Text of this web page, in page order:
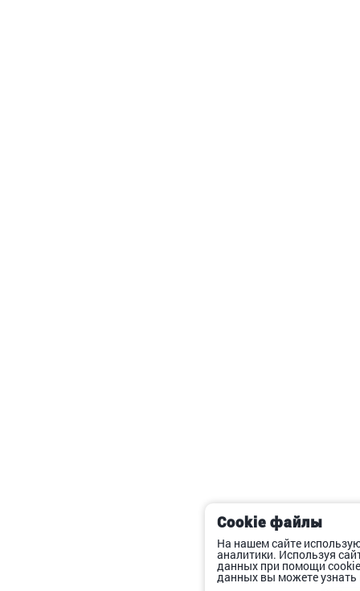
Cookie файлы
На нашем сайте
аналитики. Используя
данных при помощи
данных вы можете узнать